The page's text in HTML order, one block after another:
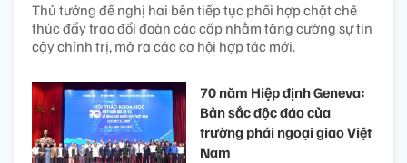
Thủ tướng đề nghị hai bên tiếp tục phối hợp chặt chẽ
thúc đẩy trao đổi đoàn các cấp nhằm tăng cường sự tin
cậy chính trị, mở ra các cơ hội hợp tác mới.
70 năm Hiệp định Geneva:
Bản sắc độc đáo của
trường phái ngoại giao Việt
Nam